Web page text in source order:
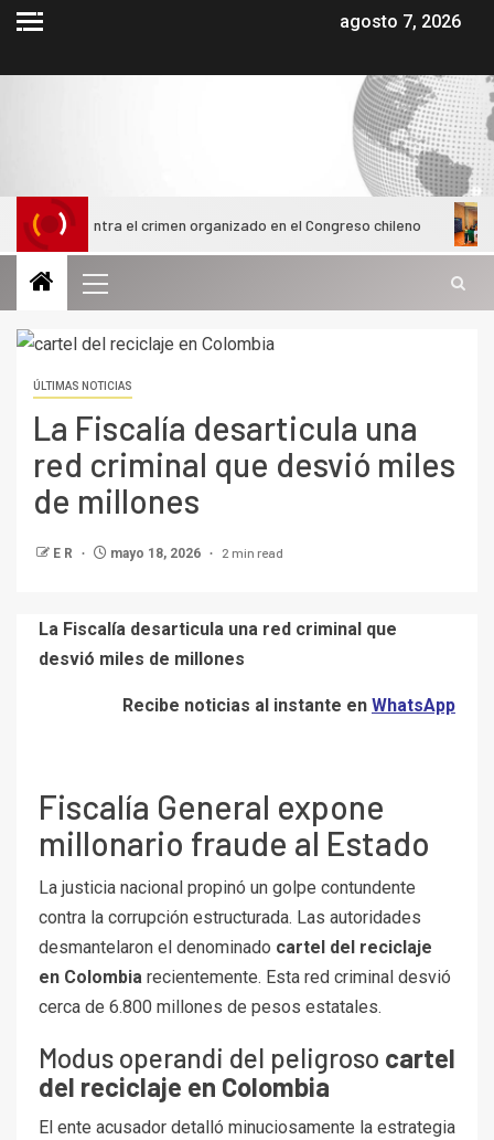
agosto 7, 2026
contra el crimen organizado en el Congreso chileno
ÚLTIMAS NOTICIAS
La Fiscalía desarticula una
red criminal que desvió miles
de millones
E R mayo 18, 2026 2 min read
La Fiscalía desarticula una red criminal que
desvió miles de millones
Recibe noticias al instante en WhatsApp
Fiscalía General expone
millonario fraude al Estado
La justicia nacional propinó un golpe contundente
contra la corrupción estructurada. Las autoridades
desmantelaron el denominado cartel del reciclaje
en Colombia recientemente. Esta red criminal desvió
cerca de 6.800 millones de pesos estatales.
Modus operandi del peligroso cartel
del reciclaje en Colombia
El ente acusador detalló minuciosamente la estrategia